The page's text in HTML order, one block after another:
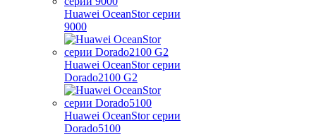
Huawei OceanStor серии
9000
Huawei OceanStor серии
Dorado2100 G2
Huawei OceanStor серии
Dorado5100